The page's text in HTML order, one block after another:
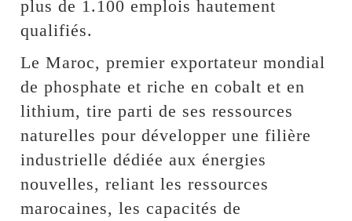
plus de 1.100 emplois hautement
qualifiés.
Le Maroc, premier exportateur mondial
de phosphate et riche en cobalt et en
lithium, tire parti de ses ressources
naturelles pour développer une filière
industrielle dédiée aux énergies
nouvelles, reliant les ressources
marocaines, les capacités de